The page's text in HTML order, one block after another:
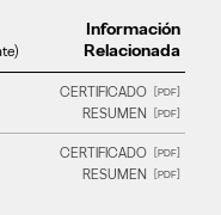
Información
Relacionada
CERTIFICADO
RESUMEN
CERTIFICADO
RESUMEN